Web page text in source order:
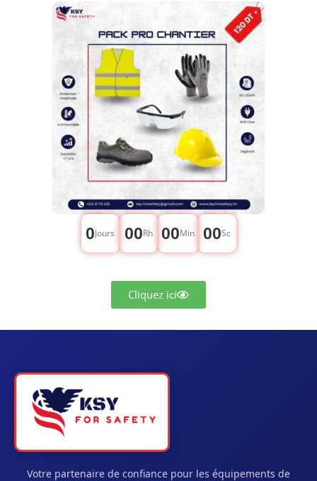
0Jours 00Rh 00Min 00Sc
Cliquez ici
Votre partenaire de confiance pour les équipements de